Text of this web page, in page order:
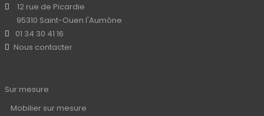
12 rue de Picardie
95310 Saint-Ouen l'Aumône
01 34 30 41 16
Nous contacter
Sur mesure
Mobilier sur mesure